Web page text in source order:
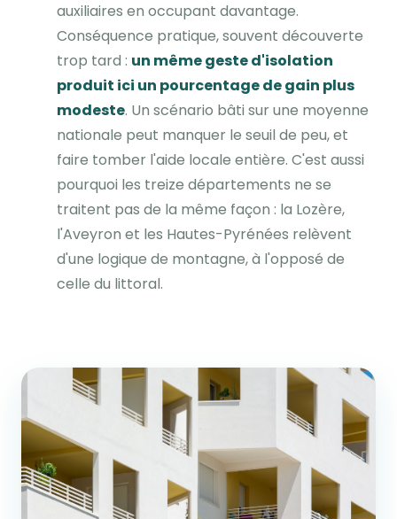
auxiliaires en occupant davantage.
Conséquence pratique, souvent découverte
trop tard : un même geste d'isolation
produit ici un pourcentage de gain plus
modeste. Un scénario bâti sur une moyenne
nationale peut manquer le seuil de peu, et
faire tomber l'aide locale entière. C'est aussi
pourquoi les treize départements ne se
traitent pas de la même façon : la Lozère,
l'Aveyron et les Hautes-Pyrénées relèvent
d'une logique de montagne, à l'opposé de
celle du littoral.